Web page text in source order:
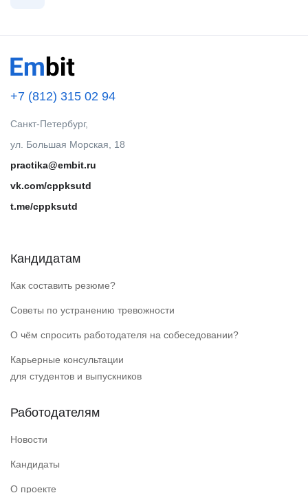
+7 (812) 315 02 94
Санкт-Петербург,
ул. Большая Морская, 18
practika@embit.ru
vk.com/cppksutd
t.me/cppksutd
Кандидатам
Как составить резюме?
Советы по устранению тревожности
О чём спросить работодателя на собеседовании?
Карьерные консультации
для студентов и выпускников
Работодателям
Новости
Кандидаты
О проекте